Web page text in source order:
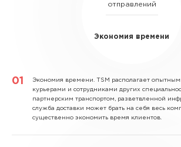
отправлений
Экономия времени
Экономия времени. TSM располагает
курьерами и сотрудниками других
партнерским транспортом, разветвленной
служба доставки может брать на себя весь
существенно экономить время клиентов.